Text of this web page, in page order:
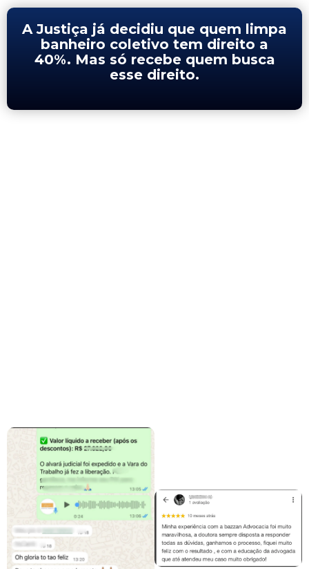
A Justiça já decidiu que quem limpa
banheiro coletivo tem direito a
40%. Mas só recebe quem busca
esse direito.